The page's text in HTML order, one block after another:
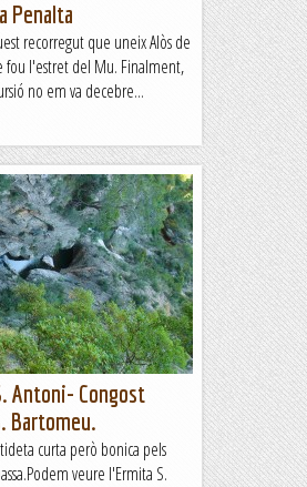
Penalta
recorregut que uneix Alòs de
fou l'estret del Mu. Finalment,
no em va decebre...
Antoni- Congost
Bartomeu.
curta però bonica pels
veure l'Ermita S.